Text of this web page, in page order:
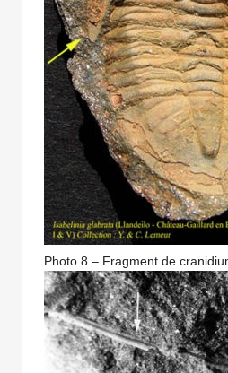
Photo 8 – Fragment de